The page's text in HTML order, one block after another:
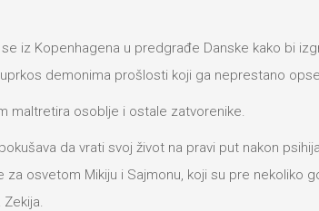
iz Kopenhagena u predgrađe Danske kako bi
demonima prošlosti koji ga neprestano
maltretira osoblje i ostale zatvorenike.
da vrati svoj život na pravi put nakon
osvetom Mikiju i Sajmonu, koji su pre nekoliko